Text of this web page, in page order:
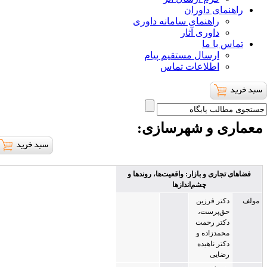
داوران
راهنمای سامانه داوری
داوری آثار
ما
ارسال مستقیم پیام
اطلاعات تماس
و شهرسازی:
و بازار: واقعیت‌ها، روندها و
فرزین